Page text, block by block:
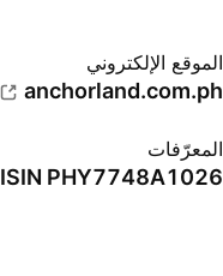
الموقع الإلكتروني
anchorland.com.ph
المعرّفات
ISIN PHY7748A1026